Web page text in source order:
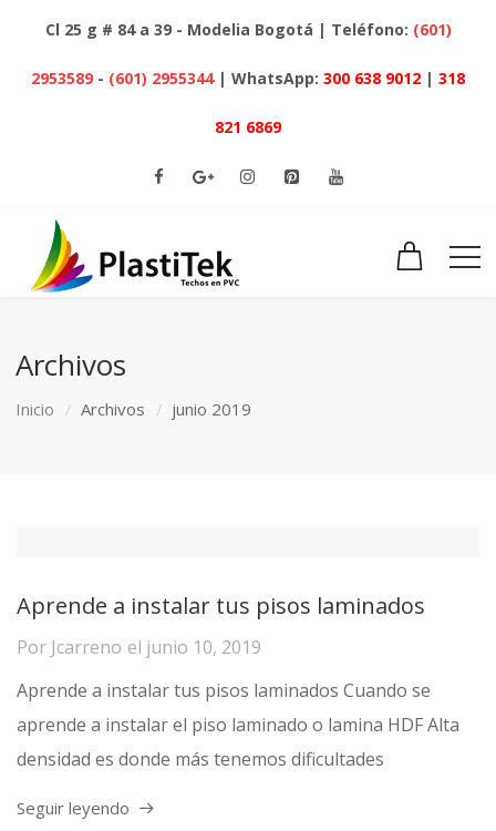
Cl 25 g # 84 a 39 - Modelia Bogotá | Teléfono: (601)
2953589 - (601) 2955344 | WhatsApp: 300 638 9012 | 318
821 6869
Archivos
Inicio Archivos junio 2019
Aprende a instalar tus pisos laminados
Por Jcarreno el junio 10, 2019
Aprende a instalar tus pisos laminados Cuando se
aprende a instalar el piso laminado o lamina HDF Alta
densidad es donde más tenemos dificultades
Seguir leyendo